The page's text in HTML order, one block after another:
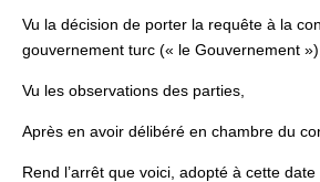
Vu la décision de porter la requête à la
gouvernement turc (« le Gouvernement »),
Vu les observations des parties,
Après en avoir délibéré en chambre du
Rend l’arrêt que voici, adopté à cette date